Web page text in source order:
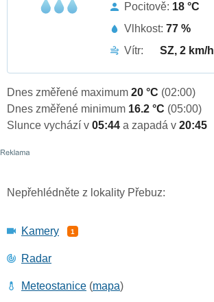
Pocitově: 18 °C
Vlhkost: 77 %
Vítr:
SZ, 2 km/h
Dnes změřené maximum 20 °C (02:00)
Dnes změřené minimum 16.2 °C (05:00)
Slunce vychází v 05:44 a zapadá v 20:45
Nepřehlédněte z lokality Přebuz:
Kamery 1
Radar
Meteostanice (mapa)